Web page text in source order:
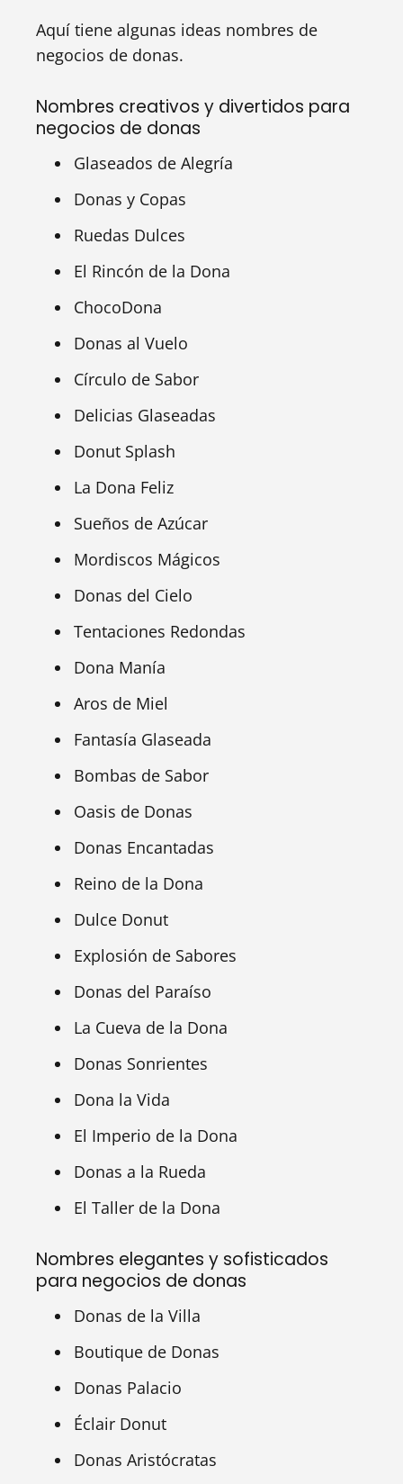
Aquí tiene algunas ideas nombres de
negocios de donas.
Nombres creativos y divertidos para
negocios de donas
Glaseados de Alegría
Donas y Copas
Ruedas Dulces
El Rincón de la Dona
ChocoDona
Donas al Vuelo
Círculo de Sabor
Delicias Glaseadas
Donut Splash
La Dona Feliz
Sueños de Azúcar
Mordiscos Mágicos
Donas del Cielo
Tentaciones Redondas
Dona Manía
Aros de Miel
Fantasía Glaseada
Bombas de Sabor
Oasis de Donas
Donas Encantadas
Reino de la Dona
Dulce Donut
Explosión de Sabores
Donas del Paraíso
La Cueva de la Dona
Donas Sonrientes
Dona la Vida
El Imperio de la Dona
Donas a la Rueda
El Taller de la Dona
Nombres elegantes y sofisticados
para negocios de donas
Donas de la Villa
Boutique de Donas
Donas Palacio
Éclair Donut
Donas Aristócratas